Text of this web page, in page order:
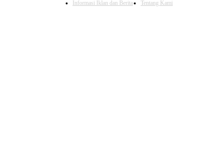
Informasi Iklan dan Berita Tentang Kami